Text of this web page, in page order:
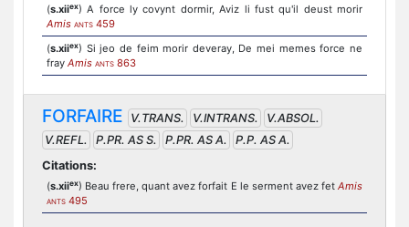
(s.xiiex) A force ly covynt dormir, Aviz li fust qu'il deust morir
Amis ANTS 459
(s.xiiex) Si jeo de feim morir deveray, De mei memes force ne
fray Amis ANTS 863
FORFAIRE V.TRANS. V.INTRANS.
V.ABSOL.
V.REFL.
P.PR. AS S. P.PR. AS A.
P.P. AS A.
Citations:
(s.xiiex) Beau frere, quant avez forfait E le serment avez fet Amis
ANTS 495